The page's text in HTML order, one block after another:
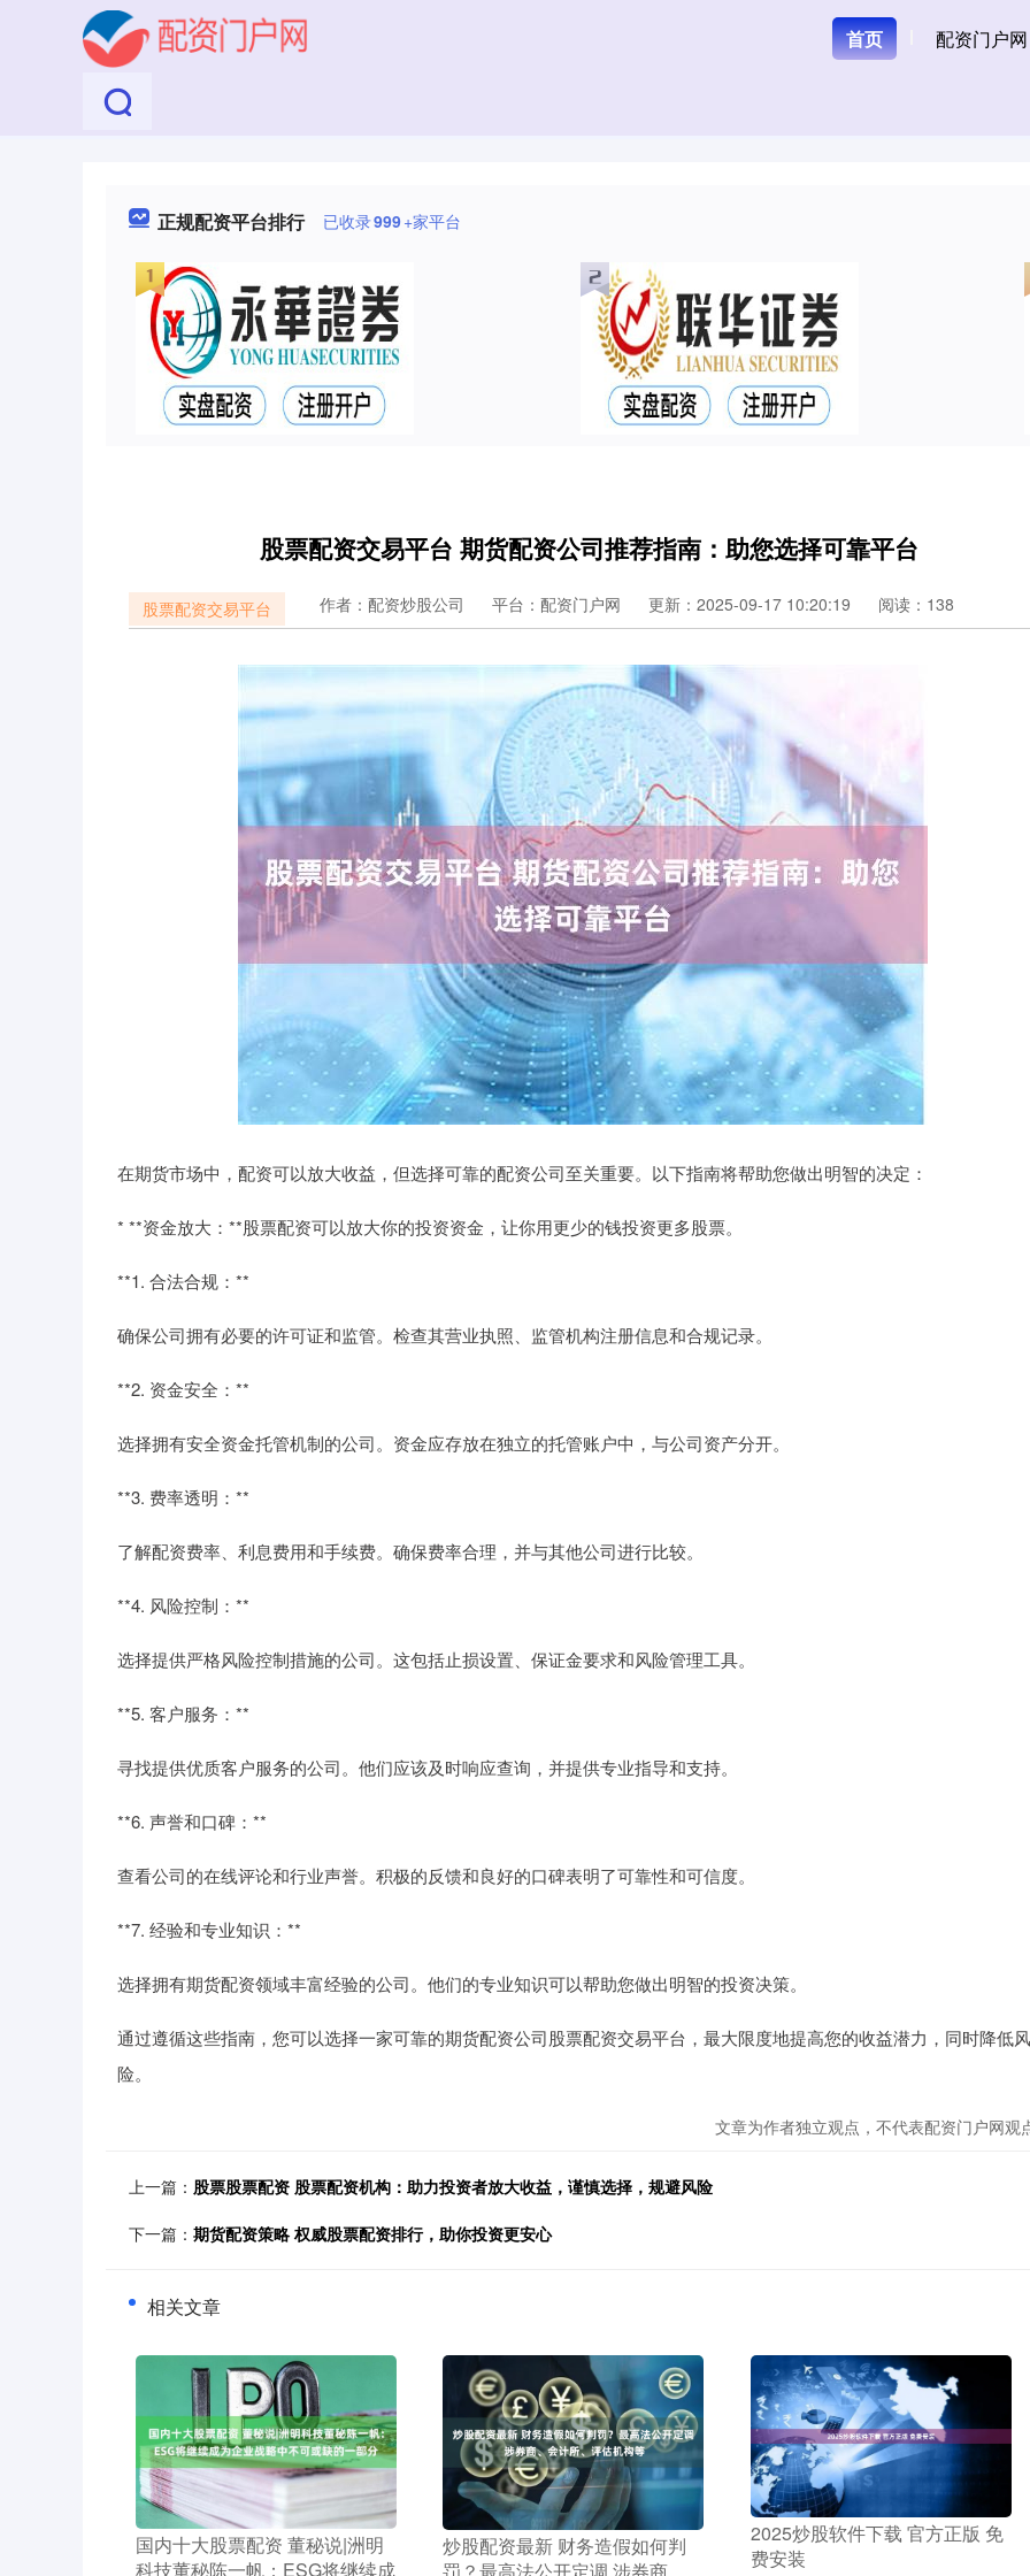
首页 配资门户网
正规配资平台排行 已收录999+家平台
股票配资交易平台 期货配资公司推荐指南：助您选择可靠平台
股票配资交易平台 作者：配资炒股公司 平台：配资门户网 更新：2025-09-17 10:20:19 阅读：138
在期货市场中，配资可以放大收益，但选择可靠的配资公司至关重要。以下指南将帮助您做出明智的决定：
* **资金放大：**股票配资可以放大你的投资资金，让你用更少的钱投资更多股票。
**1. 合法合规：**
确保公司拥有必要的许可证和监管。检查其营业执照、监管机构注册信息和合规记录。
**2. 资金安全：**
选择拥有安全资金托管机制的公司。资金应存放在独立的托管账户中，与公司资产分开。
**3. 费率透明：**
了解配资费率、利息费用和手续费。确保费率合理，并与其他公司进行比较。
**4. 风险控制：**
选择提供严格风险控制措施的公司。这包括止损设置、保证金要求和风险管理工具。
**5. 客户服务：**
寻找提供优质客户服务的公司。他们应该及时响应查询，并提供专业指导和支持。
**6. 声誉和口碑：**
查看公司的在线评论和行业声誉。积极的反馈和良好的口碑表明了可靠性和可信度。
**7. 经验和专业知识：**
选择拥有期货配资领域丰富经验的公司。他们的专业知识可以帮助您做出明智的投资决策。
通过遵循这些指南，您可以选择一家可靠的期货配资公司股票配资交易平台，最大限度地提高您的收益潜力，同时降低风
险。
文章为作者独立观点，不代表配资门户网观
上一篇： 股票股票配资 股票配资机构：助力投资者放大收益，谨慎选择，规避风险
下一篇： 期货配资策略 权威股票配资排行，助你投资更安心
相关文章
​国内十大股票配资 董秘说|洲明
科技董秘陈一帆：ESG将继续成
​炒股配资最新 财务造假如何判
罚？最高法公开定调 涉券商、
​2025炒股软件下载 官方正版 免
费安装